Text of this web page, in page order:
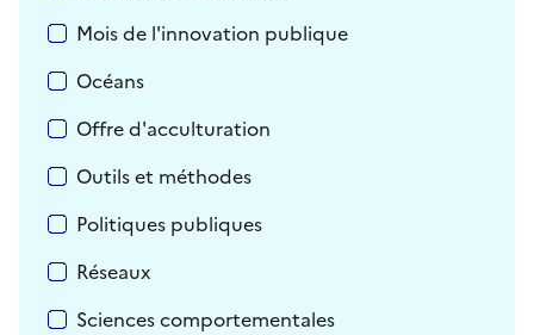
Mois de l'innovation publique
Océans
Offre d'acculturation
Outils et méthodes
Politiques publiques
Réseaux
Sciences comportementales